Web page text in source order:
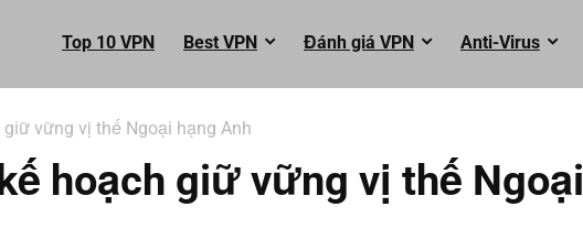
Top 10 VPN Best VPN Đánh giá VPN Anti-Virus
vững vị thế Ngoại hạng Anh
hoạch giữ vững vị thế Ngoại